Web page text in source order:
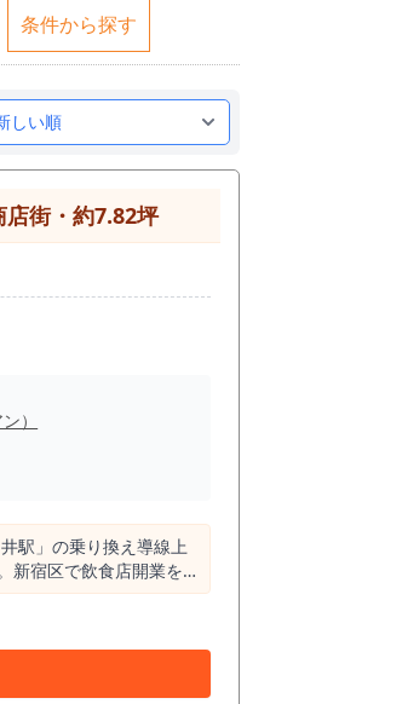
条件から探す
店街・約7.82坪
）
駅」の乗り換え導線上
新宿区で飲食店開業を
地をご確認いただきた
です。 駅周辺には住
ります。 新宿区
客ではなく、駅前通り